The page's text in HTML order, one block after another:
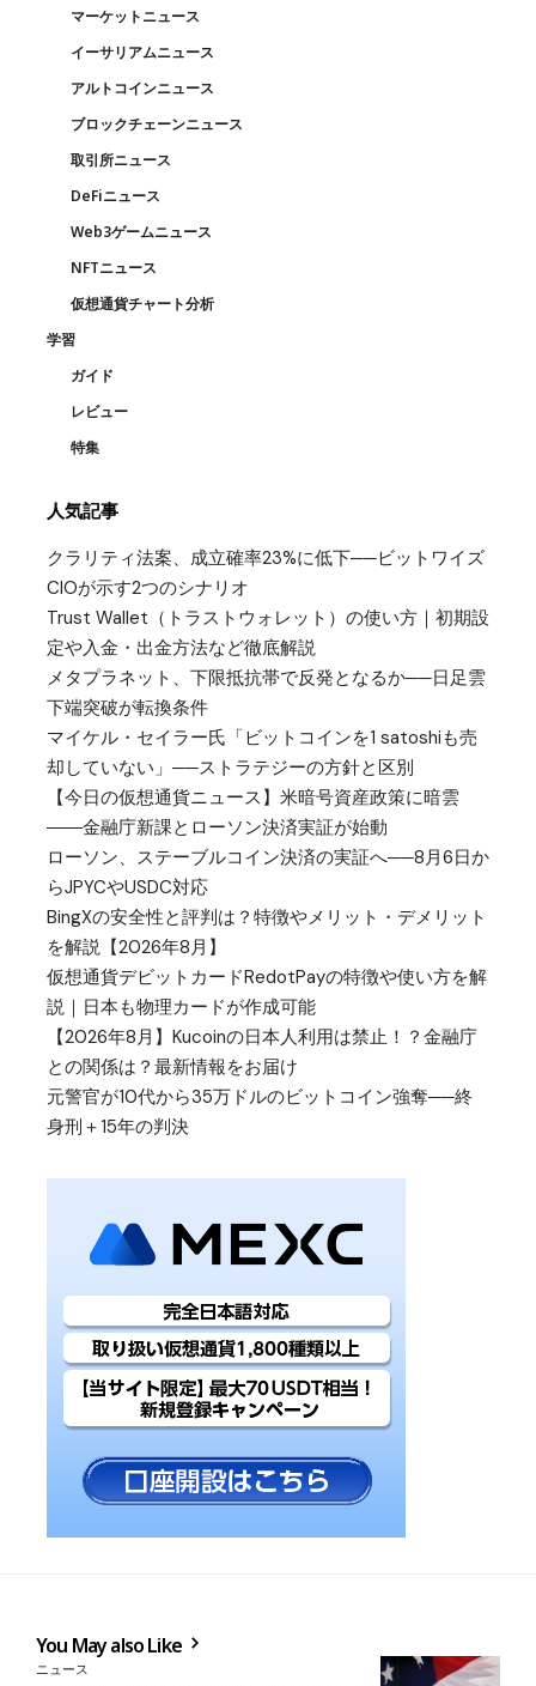
マーケットニュース
イーサリアムニュース
アルトコインニュース
ブロックチェーンニュース
取引所ニュース
DeFiニュース
Web3ゲームニュース
NFTニュース
仮想通貨チャート分析
学習
ガイド
レビュー
特集
人気記事
クラリティ法案、成立確率23%に低下──ビットワイズ
CIOが示す2つのシナリオ
Trust Wallet（トラストウォレット）の使い方｜初期設
定や入金・出金方法など徹底解説
メタプラネット、下限抵抗帯で反発となるか──日足雲
下端突破が転換条件
マイケル・セイラー氏「ビットコインを1 satoshiも売
却していない」──ストラテジーの方針と区別
【今日の仮想通貨ニュース】米暗号資産政策に暗雲
――金融庁新課とローソン決済実証が始動
ローソン、ステーブルコイン決済の実証へ──8月6日か
らJPYCやUSDC対応
BingXの安全性と評判は？特徴やメリット・デメリット
を解説【2026年8月】
仮想通貨デビットカードRedotPayの特徴や使い方を解
説｜日本も物理カードが作成可能
【2026年8月】Kucoinの日本人利用は禁止！？金融庁
との関係は？最新情報をお届け
元警官が10代から35万ドルのビットコイン強奪──終
身刑＋15年の判決
You May also Like
ニュース